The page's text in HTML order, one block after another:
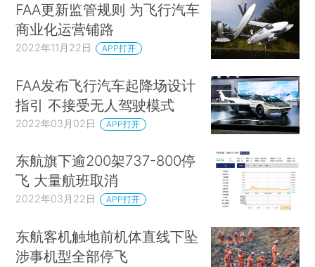
FAA更新监管规则 为飞行汽车
商业化运营铺路
2022年11月22日 APP打开
FAA发布飞行汽车起降场设计
指引 不接受无人驾驶模式
2022年03月02日 APP打开
东航旗下逾200架737-800停
飞 大量航班取消
2022年03月22日 APP打开
东航客机触地前机体直线下坠
涉事机型全部停飞